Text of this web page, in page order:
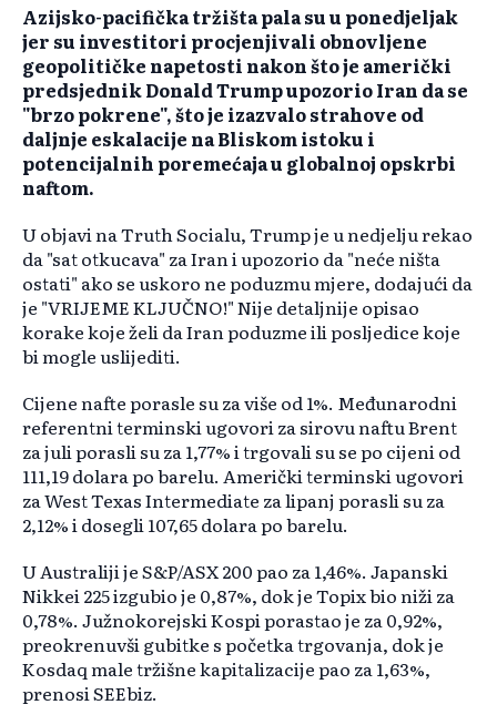
Azijsko-pacifička tržišta pala su u ponedjeljak
jer su investitori procjenjivali obnovljene
geopolitičke napetosti nakon što je američki
predsjednik Donald Trump upozorio Iran da se
"brzo pokrene", što je izazvalo strahove od
daljnje eskalacije na Bliskom istoku i
potencijalnih poremećaja u globalnoj opskrbi
naftom.
U objavi na Truth Socialu, Trump je u nedjelju rekao
da "sat otkucava" za Iran i upozorio da "neće ništa
ostati" ako se uskoro ne poduzmu mjere, dodajući da
je "VRIJEME KLJUČNO!" Nije detaljnije opisao
korake koje želi da Iran poduzme ili posljedice koje
bi mogle uslijediti.
Cijene nafte porasle su za više od 1%. Međunarodni
referentni terminski ugovori za sirovu naftu Brent
za juli porasli su za 1,77% i trgovali su se po cijeni od
111,19 dolara po barelu. Američki terminski ugovori
za West Texas Intermediate za lipanj porasli su za
2,12% i dosegli 107,65 dolara po barelu.
U Australiji je S&P/ASX 200 pao za 1,46%. Japanski
Nikkei 225 izgubio je 0,87%, dok je Topix bio niži za
0,78%. Južnokorejski Kospi porastao je za 0,92%,
preokrenuvši gubitke s početka trgovanja, dok je
Kosdaq male tržišne kapitalizacije pao za 1,63%,
prenosi SEEbiz.